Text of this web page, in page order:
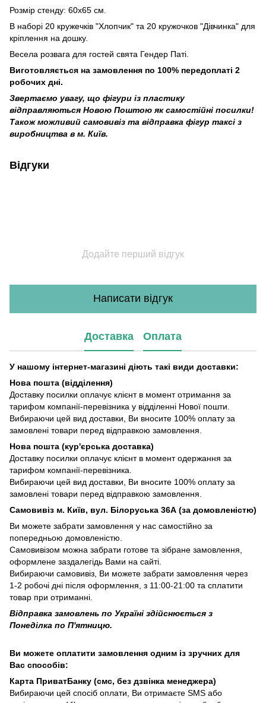
Розмір стенду: 60х65 см.
В наборі 20 кружечків "Хлопчик" та 20 кружочков "Дівчинка" для
кріплення на дошку.
Весела розвага для гостей свята Гендер Паті.
Виготовляється на замовлення по 100% передоплаті 2
робочих дні.
Звертаємо увагу, що фігури із пластику
відправляються Новою Поштою як самостійні посилки!
Також можливий самовивіз та відправка фігур таксі з
виробництва в м. Київ.
Відгуки
Додайте перший відгук
Написати відгук
Доставка Оплата
У нашому інтернет-магазині діють такі види доставки:
Нова пошта (відділення)
Доставку посилки оплачує клієнт в момент отримання за
тарифом компанії-перевізника у відділенні Нової пошти.
Вибираючи цей вид доставки, Ви вносите 100% оплату за
замовлені товари перед відправкою замовлення.
Нова пошта (кур'єрська доставка)
Доставку посилки оплачує клієнт в момент одержання за
тарифом компанії-перевізника.
Вибираючи цей вид доставки, Ви вносите 100% оплату за
замовлені товари перед відправкою замовлення.
Самовивіз м. Київ, вул. Білоруська 36А (за домовленістю)
Ви можете забрати замовлення у нас самостійно за
попередньою домовленістю.
Самовивізом можна забрати готове та зібране замовлення,
оформлене заздалегідь Вами на сайті.
Вибираючи самовивіз, Ви можете забрати замовлення через
1-2 робочі дні після оформлення, з 11:00-21:00 та сплатити
товар при отриманні.
Відправка замовлень по Україні здійснюється з
Понеділка по П'ятницю.
Ви можете оплатити замовлення одним із зручних для
Вас способів:
Карта ПриватБанку (смс, без дзвінка менеджера)
Вибираючи цей спосіб оплати, Ви отримаєте SMS або